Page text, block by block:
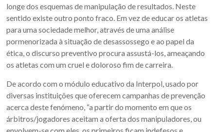
longe dos esquemas de manipulação de resultados. Neste
sentido existe outro ponto fraco. Em vez de educar os atletas
para uma sociedade melhor, através de uma análise
pormenorizada à situação de desassossego e ao papel da
ética, o discurso preventivo procura assustá-los, ameaçando
os atletas com um cruel e doloroso fim de carreira.
De acordo com o módulo educativo da Interpol, usado por
diversas instituições que oferecem campanhas de prevenção
acerca deste fenómeno, “a partir do momento em que os
árbitros/jogadores aceitam a oferta dos manipuladores, ou